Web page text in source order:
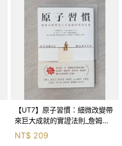
【UT7】原子習慣：細微改變帶
來巨大成就的實證法則_詹姆斯‧
克利爾, 蔡世偉
NT$ 209